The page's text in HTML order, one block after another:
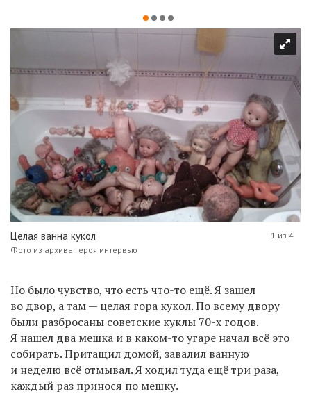
Целая ванна кукол
Фото из архива героя интервью
1 из 4
Но было чувство, что есть что-то ещё. Я зашел
во двор, а там — целая гора кукол. По всему двору
были разбросаны советские куклы 70-х годов.
Я нашел два мешка и в каком-то угаре начал всё это
собирать. Притащил домой, завалил ванную
и неделю всё отмывал. Я ходил туда ещё три раза,
каждый раз принося по мешку.